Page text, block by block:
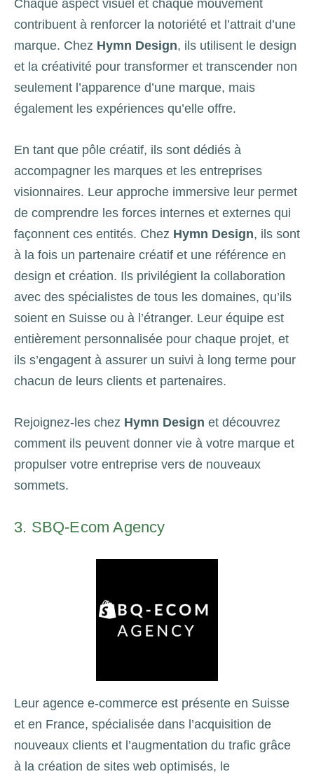
Chaque aspect visuel et chaque mouvement
contribuent à renforcer la notoriété et l’attrait d’une
marque. Chez Hymn Design, ils utilisent le design
et la créativité pour transformer et transcender non
seulement l’apparence d’une marque, mais
également les expériences qu’elle offre.
En tant que pôle créatif, ils sont dédiés à
accompagner les marques et les entreprises
visionnaires. Leur approche immersive leur permet
de comprendre les forces internes et externes qui
façonnent ces entités. Chez Hymn Design, ils sont
à la fois un partenaire créatif et une référence en
design et création. Ils privilégient la collaboration
avec des spécialistes de tous les domaines, qu’ils
soient en Suisse ou à l’étranger. Leur équipe est
entièrement personnalisée pour chaque projet, et
ils s’engagent à assurer un suivi à long terme pour
chacun de leurs clients et partenaires.
Rejoignez-les chez Hymn Design et découvrez
comment ils peuvent donner vie à votre marque et
propulser votre entreprise vers de nouveaux
sommets.
3. SBQ-Ecom Agency
Leur agence e-commerce est présente en Suisse
et en France, spécialisée dans l’acquisition de
nouveaux clients et l’augmentation du trafic grâce
à la création de sites web optimisés, le